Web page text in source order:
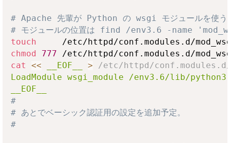
# Apache 先輩が Python の wsgi モジュールを使う
# モジュールの位置は find /env3.6 -name
touch
chmod
777
cat
<< __EOF__ > /etc/httpd/conf.modules.d/
LoadModule wsgi_module /env3.6/lib/
__EOF__
#
# あとでベーシック認証用の設定を追加予定。
#